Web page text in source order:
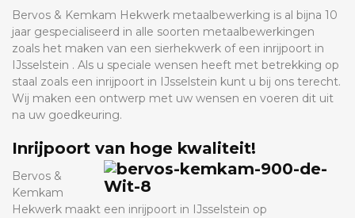
Bervos & Kemkam Hekwerk metaalbewerking is al bijna 10
jaar gespecialiseerd in alle soorten metaalbewerkingen
zoals het maken van een sierhekwerk of een inrijpoort in
IJsselstein . Als u speciale wensen heeft met betrekking op
staal zoals een inrijpoort in IJsselstein kunt u bij ons terecht.
Wij maken een ontwerp met uw wensen en voeren dit uit
na uw goedkeuring.
Inrijpoort van hoge kwaliteit!
Bervos &
Kemkam
Hekwerk maakt een inrijpoort in IJsselstein op